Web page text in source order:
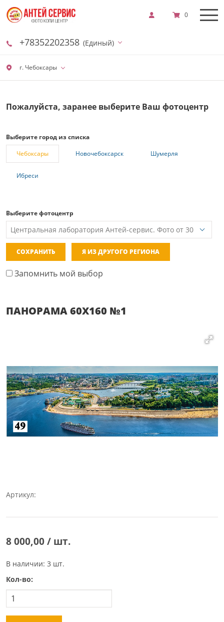
г. Чебоксары
+78352202358 (Единый)
0
Пожалуйста, заранее выберите Ваш фотоцентр
Выберите город из списка
Чебоксары
Новочебоксарск Шумерля
Ибреси
Выберите фотоцентр
СОХРАНИТЬ Я ИЗ ДРУГОГО РЕГИОНА
Запомнить мой выбор
ПАНОРАМА 60Х160 №1
Артикул:
8 000,00 / шт.
В наличии: 3 шт.
Кол-во: